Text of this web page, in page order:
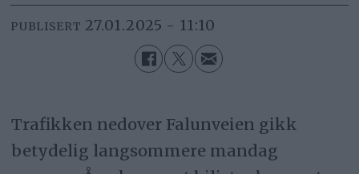
PUBLISERT 27.01.2025 - 11:10
Trafikken nedover Falunveien gikk
betydelig langsommere mandag